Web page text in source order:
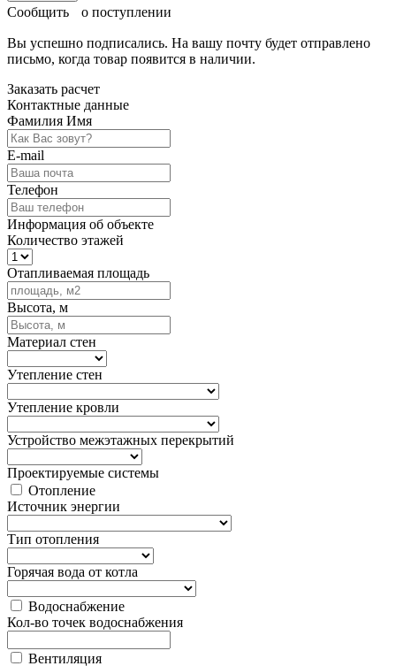
Сообщить о поступлении
Вы успешно подписались. На вашу почту будет отправлено
письмо, когда товар появится в наличии.
Заказать расчет
Контактные данные
Фамилия Имя
E-mail
Телефон
Информация об объекте
Количество этажей
Отапливаемая площадь
Высота, м
Материал стен
Утепление стен
Утепление кровли
Устройство межэтажных перекрытий
Проектируемые системы
Отопление
Источник энергии
Тип отопления
Горячая вода от котла
Водоснабжение
Кол-во точек водоснабжения
Вентиляция